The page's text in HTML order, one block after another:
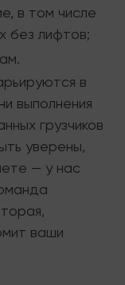
в том числе
без лифтов;
в
выполнения
грузчиков
уверены,
— у нас
ваши